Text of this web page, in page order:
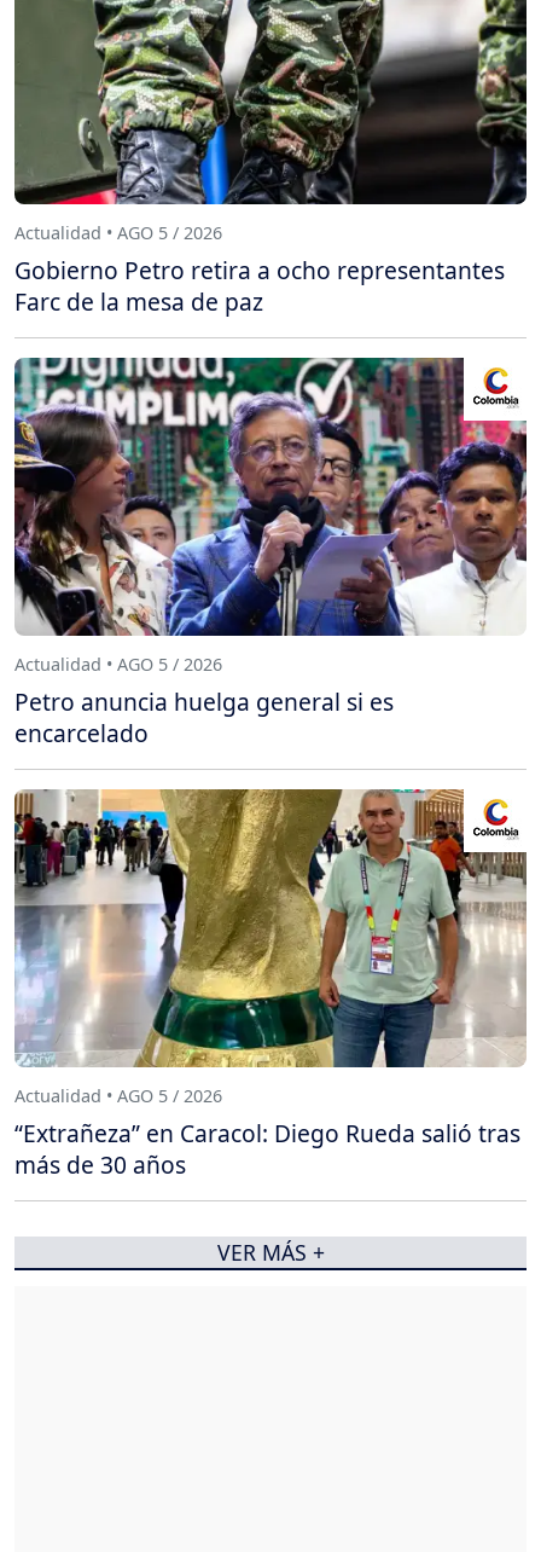
Actualidad • AGO 5 / 2026
Gobierno Petro retira a ocho representantes
Farc de la mesa de paz
Actualidad • AGO 5 / 2026
Petro anuncia huelga general si es
encarcelado
Actualidad • AGO 5 / 2026
“Extrañeza” en Caracol: Diego Rueda salió tras
más de 30 años
VER MÁS +